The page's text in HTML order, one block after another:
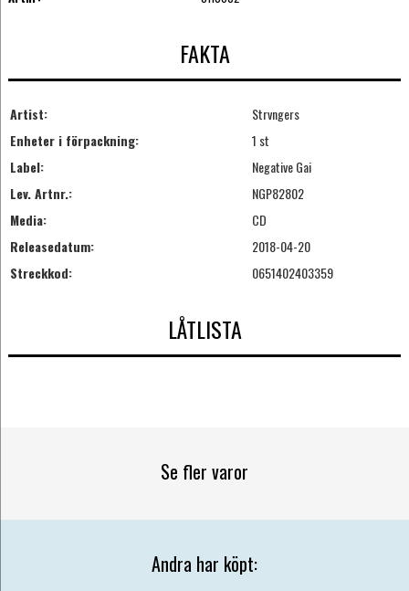
FAKTA
Artist:
Strvngers
Enheter i förpackning:
1 st
Label:
Negative Gai
Lev. Artnr.:
NGP82802
Media:
CD
Releasedatum:
2018-04-20
Streckkod:
0651402403359
LÅTLISTA
Se fler varor
Andra har köpt: